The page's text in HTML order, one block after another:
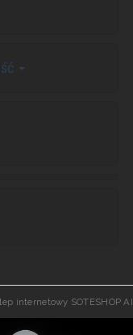
internetowy SOTESHOP AI